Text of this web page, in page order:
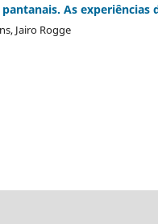
As
Jairo Rogge